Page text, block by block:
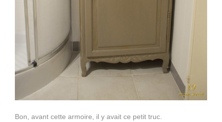
Bon, avant cette armoire, il y avait ce petit truc.